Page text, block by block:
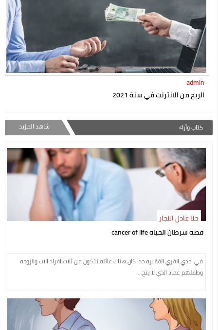
admin
الربح من الانترنت في سنة 2021
كتاب وأراء شاهد المزيد
قصه سرطان الحياه cancer of life
حنا عادل النجار
في احدي القري الفقيره جدا كان هناك عائله تتكون من ثلاث افراد الاب والزوجه
وطفلهم عماد الذي لا يتخ...